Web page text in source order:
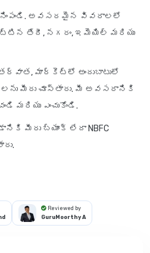
అవసరమైన వివరాలలో
తేదీ, నగరం, ఇమెయిల్ మరియు
మార్కెట్లో అందుబాటులో
మీరు చూస్తారు. మీ అవసరానికి
మరియు ఎంచుకోండి.
మీరు బ్యాంక్ లేదా NBFC
Reviewed by
GuruMoorthy A